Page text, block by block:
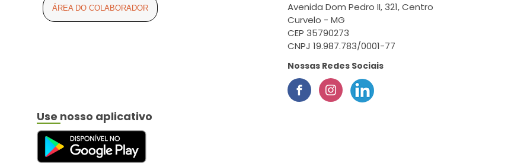
ÁREA DO COLABORADOR
Avenida Dom Pedro II, 321, Centro
Curvelo - MG
CEP 35790273
CNPJ 19.987.783/0001-77
Nossas Redes Sociais
Use nosso aplicativo